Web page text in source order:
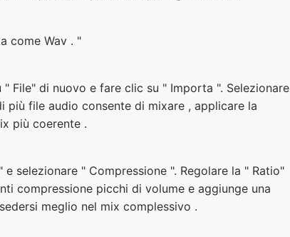
come Wav . "
File" di nuovo e fare clic su " Importa ". Selezionare
file audio consente di mixare , applicare la
più coerente .
selezionare " Compressione ". Regolare la " Ratio"
compressione picchi di volume e aggiunge una
meglio nel mix complessivo .